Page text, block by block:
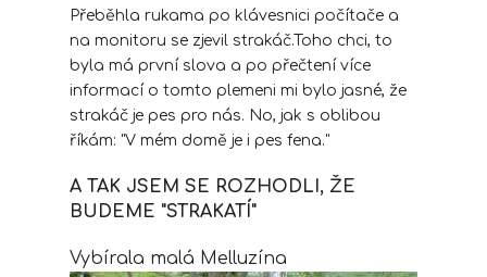
Přeběhla rukama po klávesnici počítače a
na monitoru se zjevil strakáč.Toho chci, to
byla má první slova a po přečtení více
informací o tomto plemeni mi bylo jasné, že
strakáč je pes pro nás. No, jak s oblibou
říkám: "V mém domě je i pes fena."
A TAK JSEM SE ROZHODLI, ŽE
BUDEME "STRAKATÍ"
Vybírala malá Melluzína